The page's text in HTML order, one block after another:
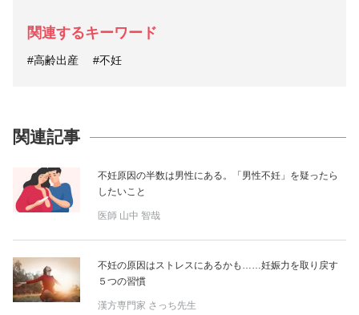
関連するキーワード
#高齢出産 #不妊
関連記事
不妊原因の半数は男性にある。「男性不妊」を疑ったら
したいこと
医師 山中 智哉
不妊の原因はストレスにあるかも……妊娠力を取り戻す
５つの習慣
漢方専門家 さっち先生